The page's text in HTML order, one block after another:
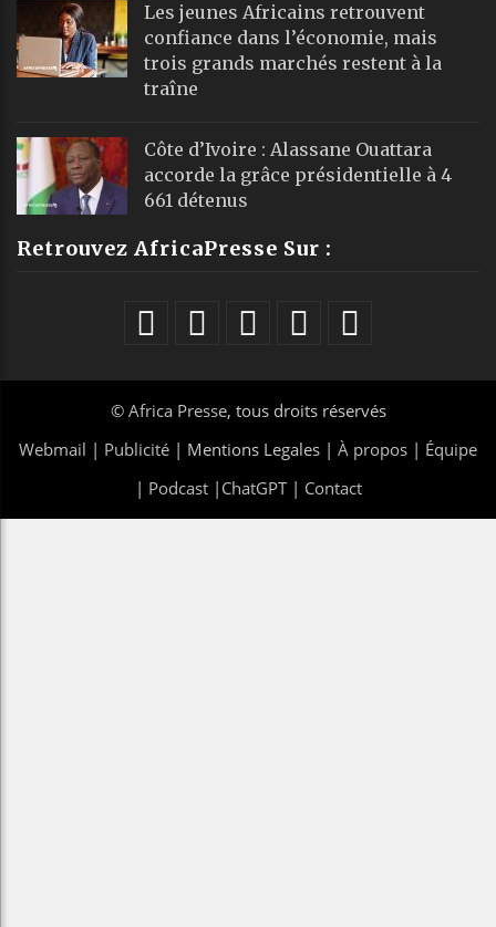
Les jeunes Africains retrouvent
confiance dans l’économie, mais
trois grands marchés restent à la
traîne
Côte d’Ivoire : Alassane Ouattara
accorde la grâce présidentielle à 4
661 détenus
Retrouvez AfricaPresse Sur :
© Africa Presse, tous droits réservés
Webmail | Publicité | Mentions Legales | À propos | Équipe
| Podcast| ChatGPT| Contact